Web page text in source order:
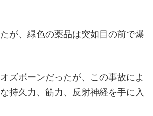
が、緑色の薬品は突如目の前で爆
ズボーンだったが、この事故によ
持久力、筋力、反射神経を手に入